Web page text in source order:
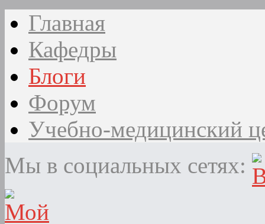
Главная
Кафедры
Блоги
Форум
Учебно-медицинский
Мы в социальных сетях: